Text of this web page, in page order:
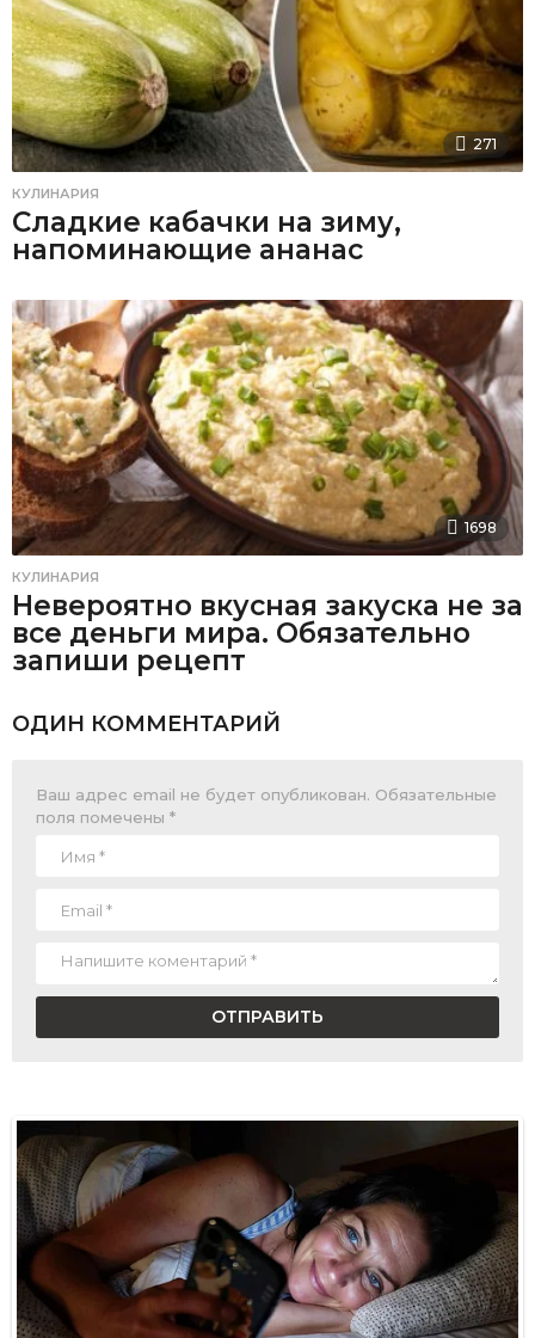
271
КУЛИНАРИЯ
Сладкие кабачки на зиму,
напоминающие ананас
1698
КУЛИНАРИЯ
Невероятно вкусная закуска не за
все деньги мира. Обязательно
запиши рецепт
ОДИН КОММЕНТАРИЙ
Ваш адрес email не будет опубликован. Обязательные
поля помечены *